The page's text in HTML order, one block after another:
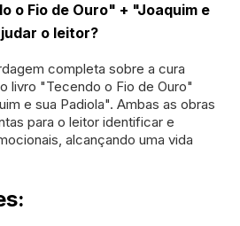
o Fio de Ouro" + "Joaquim e
o leitor?
completa sobre a cura
livro "Tecendo o Fio de Ouro"
e sua Padiola". Ambas as obras
para o leitor identificar e
alcançando uma vida